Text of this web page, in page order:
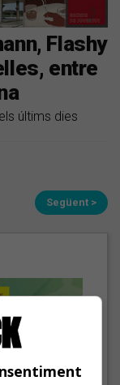
Flashy
entre
últims dies
Següent >